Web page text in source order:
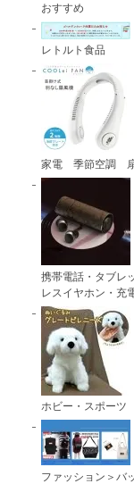
おすすめ
レトルト食品
家電 季節空調
携帯電話・タブレ
レスイヤホン・充
ホビー・スポーツ
ファッション＞バ